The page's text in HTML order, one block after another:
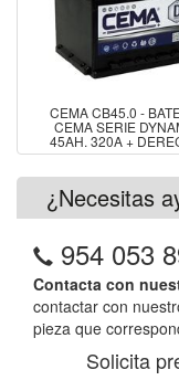
CEMA CB45.0 -
CEMA SERIE
45AH. 320A +
¿Necesitas
954 053
Contacta con
contactar con
pieza que
Solicita